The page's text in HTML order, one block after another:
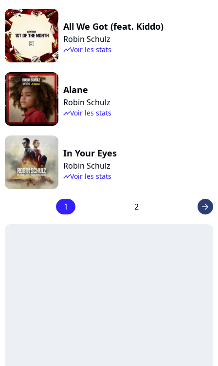
All We Got (feat. Kiddo)
Robin Schulz
timelineVoir les stats
Alane
Robin Schulz
timelineVoir les stats
In Your Eyes
Robin Schulz
timelineVoir les stats
1 2 arrow_right